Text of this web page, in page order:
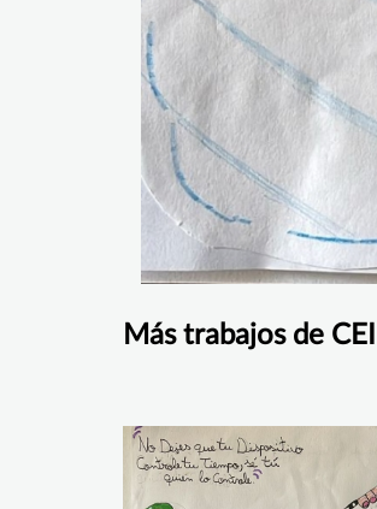
Más trabajos de